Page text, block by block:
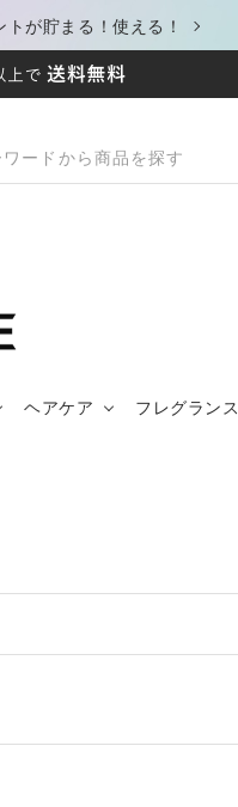
が貯まる！使える！
ヘアケア フレグランス